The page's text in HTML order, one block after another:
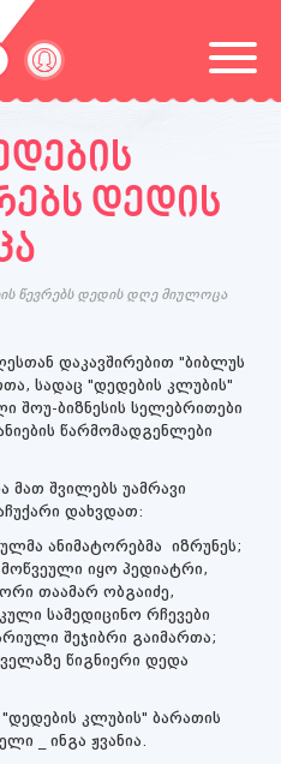
დედის
წევრებს დედის დღე მიულოცა
დაკავშირებით "ბიბლუს
სადაც "დედების კლუბის"
შოუ-ბიზნესის სელებრითები
წარმომადგენლები
მათ შვილებს უამრავი
დახვდათ:
ანიმატორებმა იზრუნეს;
იყო პედიატრი,
თაამარ ობგაიძე,
სამედიცინო რჩევები
შეჯიბრი გაიმართა;
წიგნიერი დედა
კლუბის" ბარათის
_ ინგა ჟვანია.